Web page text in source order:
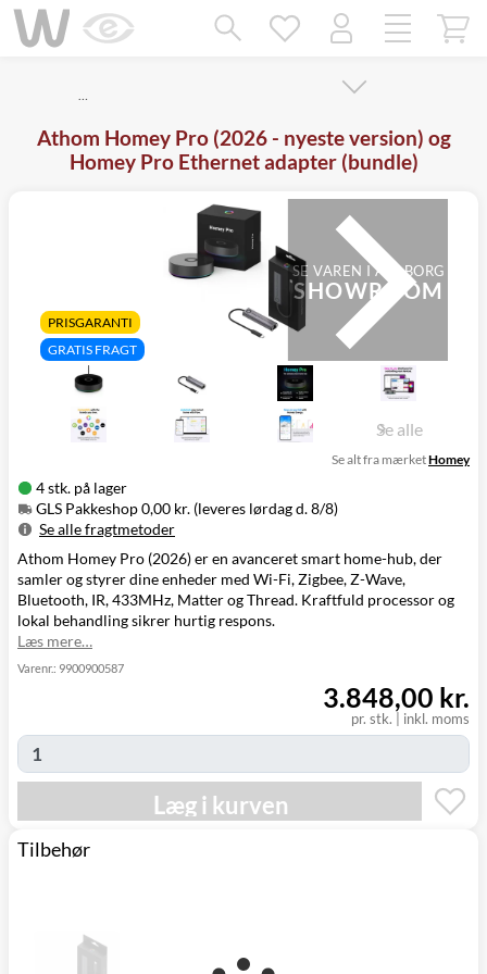
…
Athom Homey Pro (2026 - nyeste version) og
Homey Pro Ethernet adapter (bundle)
Se alle
SE VAREN I AALBORG
SHOWROOM
GRATIS FRAGT
PRISGARANTI
4 stk. på lager
GLS Pakkeshop 0,00 kr. (leveres lørdag d. 8/8)
Se alle fragtmetoder
Metode
Pris
Leveres
GLS Pakkeshop
0,00 kr.
Lørdag d. 8/8
GLS
Hjemmelevering
49,00 kr.
Mandag d. 10/8
GLS Erhverv
Click&Collect i
Se alt fra mærketHomey
Athom Homey Pro (2026) er en avanceret smart home-hub, der
samler og styrer dine enheder med Wi-Fi, Zigbee, Z-Wave,
Bluetooth, IR, 433MHz, Matter og Thread. Kraftfuld processor og
lokal behandling sikrer hurtig respons.
Læs mere…
Varenr.: 9900900587
pr. stk. inkl. moms
3.848,00 kr.
Læg i kurven
Tilbehør
Mangler chatten?
Ret samtykke!